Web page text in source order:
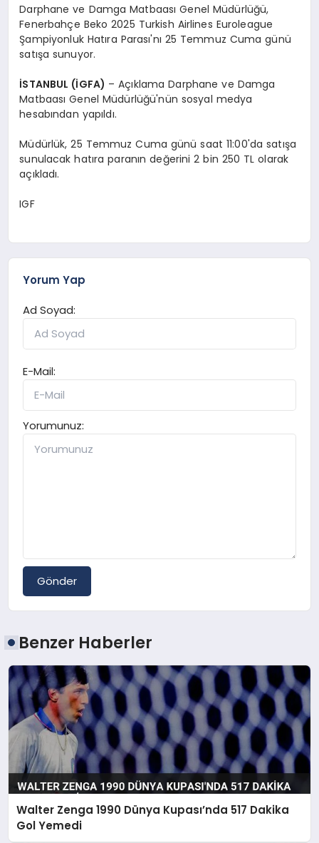
Darphane ve Damga Matbaası Genel Müdürlüğü,
Fenerbahçe Beko 2025 Turkish Airlines Euroleague
Şampiyonluk Hatıra Parası'nı 25 Temmuz Cuma günü
satışa sunuyor.
İSTANBUL (İGFA) – Açıklama Darphane ve Damga
Matbaası Genel Müdürlüğü'nün sosyal medya
hesabından yapıldı.
Müdürlük, 25 Temmuz Cuma günü saat 11:00'da satışa
sunulacak hatıra paranın değerini 2 bin 250 TL olarak
açıkladı.
IGF
Yorum Yap
Ad Soyad:
E-Mail:
Yorumunuz:
Gönder
Benzer Haberler
Walter Zenga 1990 Dünya Kupası’nda 517 Dakika
Gol Yemedi